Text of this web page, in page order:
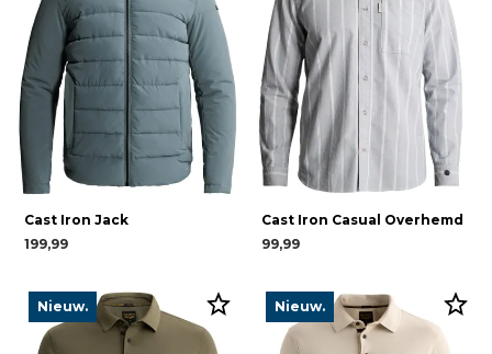
Cast Iron Jack
199,99
Cast Iron Casual Overhemd
99,99
Nieuw. Nieuw.